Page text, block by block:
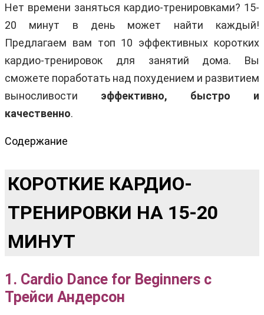
Нет времени заняться кардио-тренировками? 15-
20 минут в день может найти каждый!
Предлагаем вам топ 10 эффективных коротких
кардио-тренировок для занятий дома. Вы
сможете поработать над похудением и развитием
выносливости эффективно, быстро и
качественно.
Содержание
КОРОТКИЕ КАРДИО-
ТРЕНИРОВКИ НА 15-20
МИНУТ
1. Cardio Dance for Beginners c
Трейси Андерсон